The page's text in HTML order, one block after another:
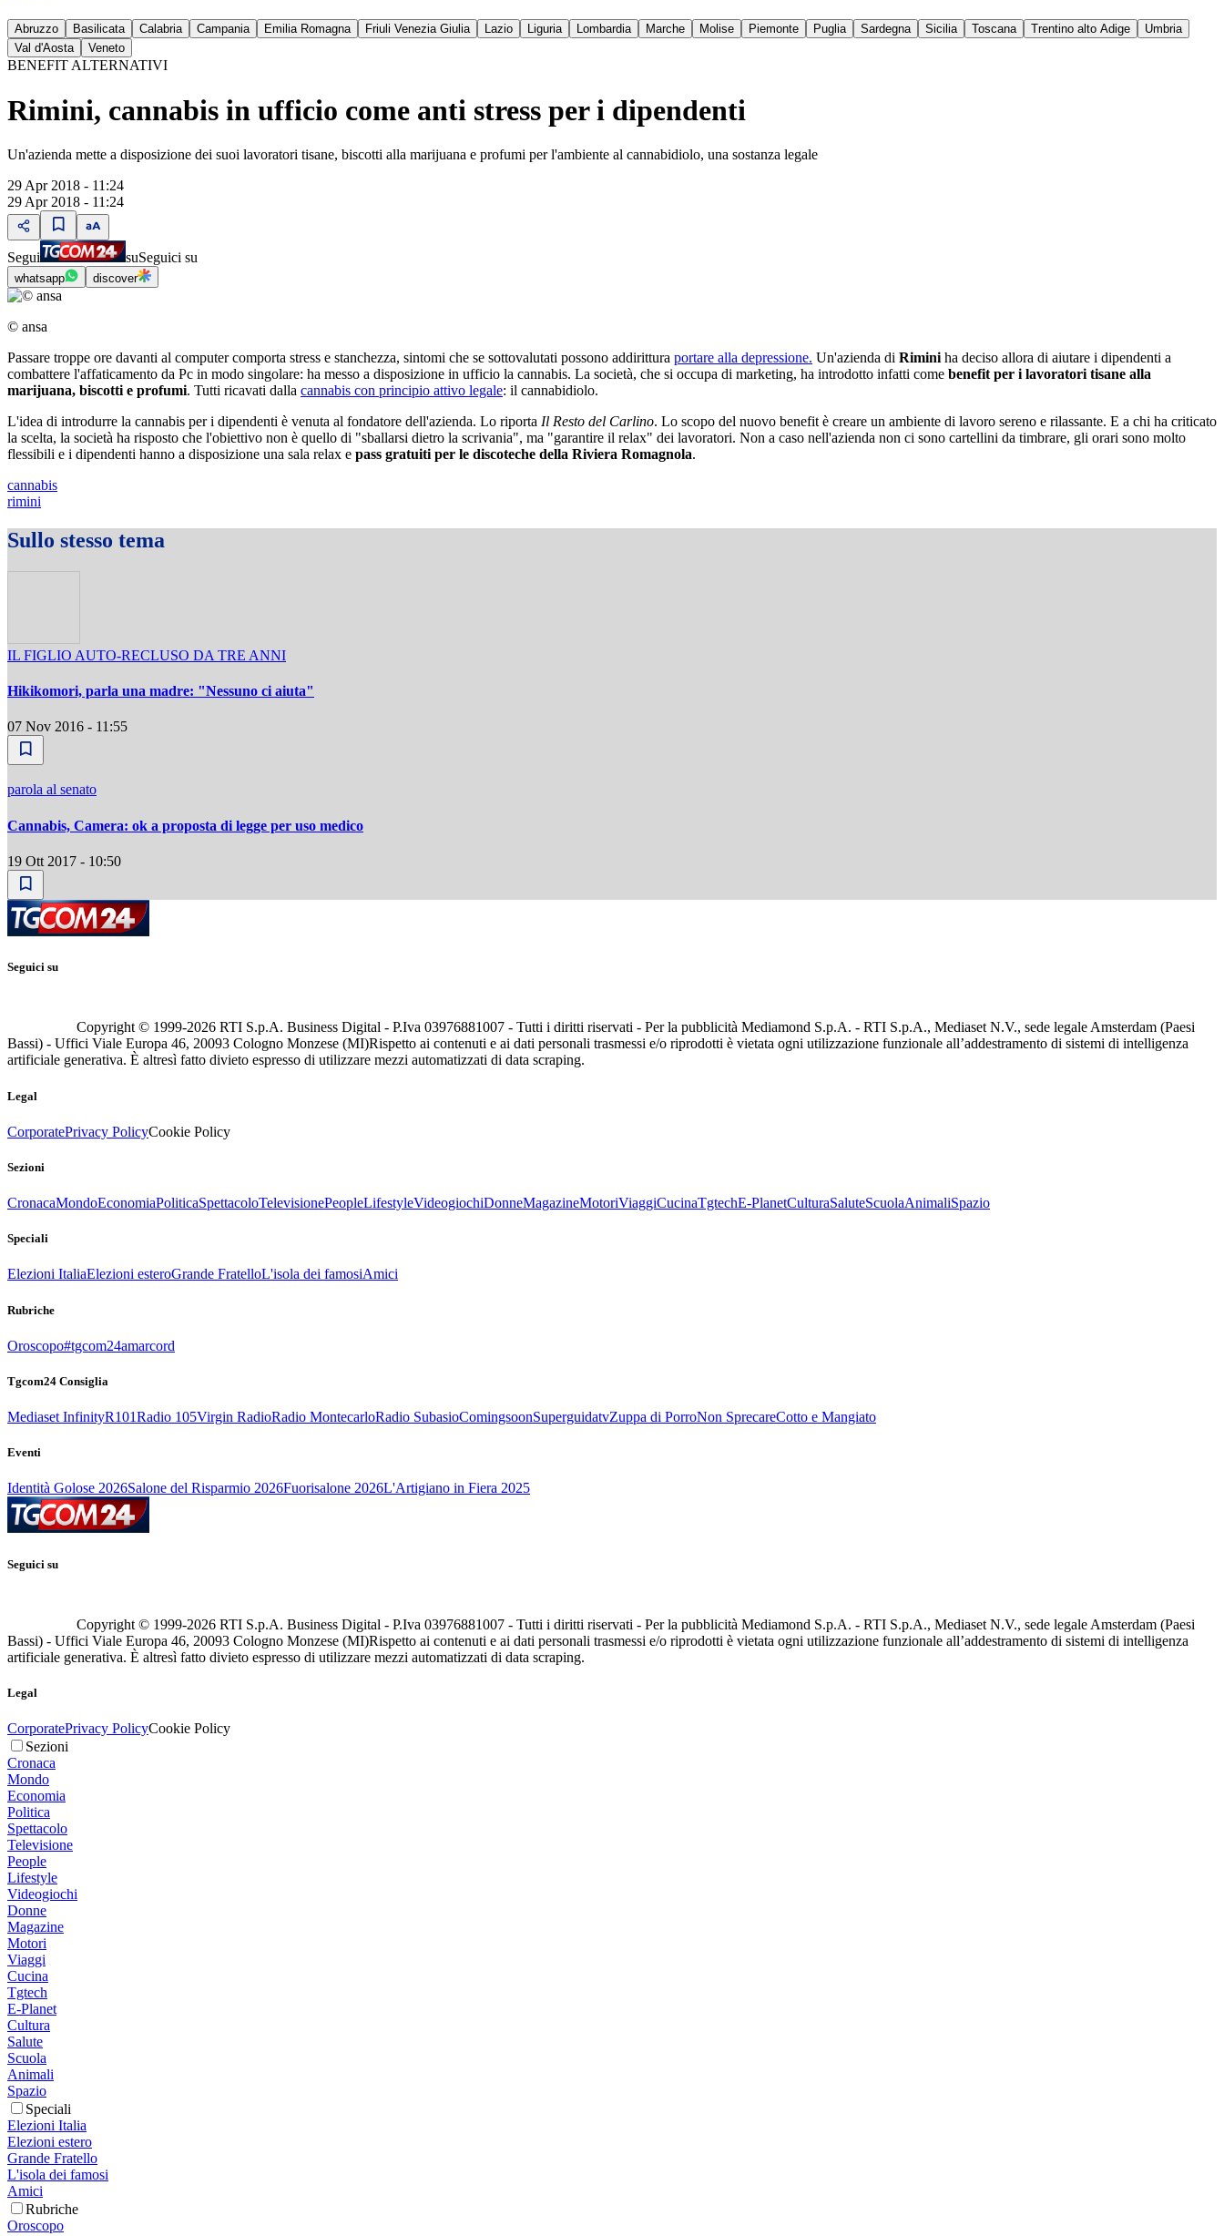
Abruzzo Basilicata Calabria Campania Emilia Romagna Friuli Venezia Giulia Lazio Liguria Lombardia Marche Molise Piemonte Puglia Sardegna Sicilia Toscana Trentino alto Adige
Umbria
Val d'Aosta
Veneto
BENEFIT ALTERNATIVI
Rimini, cannabis in ufficio come anti stress per i dipendenti
Un'azienda mette a disposizione dei suoi lavoratori tisane, biscotti alla marijuana e profumi per l'ambiente al cannabidiolo, una sostanza legale
29 Apr 2018 - 11:24
29 Apr 2018 - 11:24
Segui suSeguici su
whatsapp discover
© ansa
Passare troppe ore davanti al computer comporta stress e stanchezza, sintomi che se sottovalutati possono addirittura portare alla depressione. Un'azienda di Rimini ha deciso allora di aiutare i dipendenti a
combattere l'affaticamento da Pc in modo singolare: ha messo a disposizione in ufficio la cannabis. La società, che si occupa di marketing, ha introdotto infatti come benefit per i lavoratori tisane alla
marijuana, biscotti e profumi. Tutti ricavati dalla cannabis con principio attivo legale: il cannabidiolo.
L'idea di introdurre la cannabis per i dipendenti è venuta al fondatore dell'azienda. Lo riporta Il Resto del Carlino. Lo scopo del nuovo benefit è creare un ambiente di lavoro sereno e rilassante. E a chi ha criticato
la scelta, la società ha risposto che l'obiettivo non è quello di "sballarsi dietro la scrivania", ma "garantire il relax" dei lavoratori. Non a caso nell'azienda non ci sono cartellini da timbrare, gli orari sono molto
flessibili e i dipendenti hanno a disposizione una sala relax e pass gratuiti per le discoteche della Riviera Romagnola.
cannabis
rimini
Sullo stesso tema
IL FIGLIO AUTO-RECLUSO DA TRE ANNI
Hikikomori, parla una madre: "Nessuno ci aiuta"
07 Nov 2016 - 11:55
parola al senato
Cannabis, Camera: ok a proposta di legge per uso medico
19 Ott 2017 - 10:50
Seguici su
Copyright © 1999-2026 RTI S.p.A. Business Digital - P.Iva 03976881007 - Tutti i diritti riservati - Per la pubblicità Mediamond S.p.A. - RTI S.p.A., Mediaset N.V., sede legale Amsterdam (Paesi
Bassi) - Uffici Viale Europa 46, 20093 Cologno Monzese (MI)Rispetto ai contenuti e ai dati personali trasmessi e/o riprodotti è vietata ogni utilizzazione funzionale all’addestramento di sistemi di intelligenza
artificiale generativa. È altresì fatto divieto espresso di utilizzare mezzi automatizzati di data scraping.
Legal
CorporatePrivacy PolicyCookie Policy
Sezioni
CronacaMondoEconomiaPoliticaSpettacoloTelevisionePeopleLifestyleVideogiochiDonneMagazineMotoriViaggiCucinaTgtechE-PlanetCulturaSaluteScuolaAnimaliSpazio
Speciali
Elezioni ItaliaElezioni esteroGrande FratelloL'isola dei famosiAmici
Rubriche
Oroscopo#tgcom24amarcord
Tgcom24 Consiglia
Mediaset InfinityR101Radio 105Virgin RadioRadio MontecarloRadio SubasioComingsoonSuperguidatvZuppa di PorroNon SprecareCotto e Mangiato
Eventi
Identità Golose 2026Salone del Risparmio 2026Fuorisalone 2026L'Artigiano in Fiera 2025
Seguici su
Copyright © 1999-2026 RTI S.p.A. Business Digital - P.Iva 03976881007 - Tutti i diritti riservati - Per la pubblicità Mediamond S.p.A. - RTI S.p.A., Mediaset N.V., sede legale Amsterdam (Paesi
Bassi) - Uffici Viale Europa 46, 20093 Cologno Monzese (MI)Rispetto ai contenuti e ai dati personali trasmessi e/o riprodotti è vietata ogni utilizzazione funzionale all’addestramento di sistemi di intelligenza
artificiale generativa. È altresì fatto divieto espresso di utilizzare mezzi automatizzati di data scraping.
Legal
CorporatePrivacy PolicyCookie Policy
Sezioni
Cronaca
Mondo
Economia
Politica
Spettacolo
Televisione
People
Lifestyle
Videogiochi
Donne
Magazine
Motori
Viaggi
Cucina
Tgtech
E-Planet
Cultura
Salute
Scuola
Animali
Spazio
Speciali
Elezioni Italia
Elezioni estero
Grande Fratello
L'isola dei famosi
Amici
Rubriche
Oroscopo